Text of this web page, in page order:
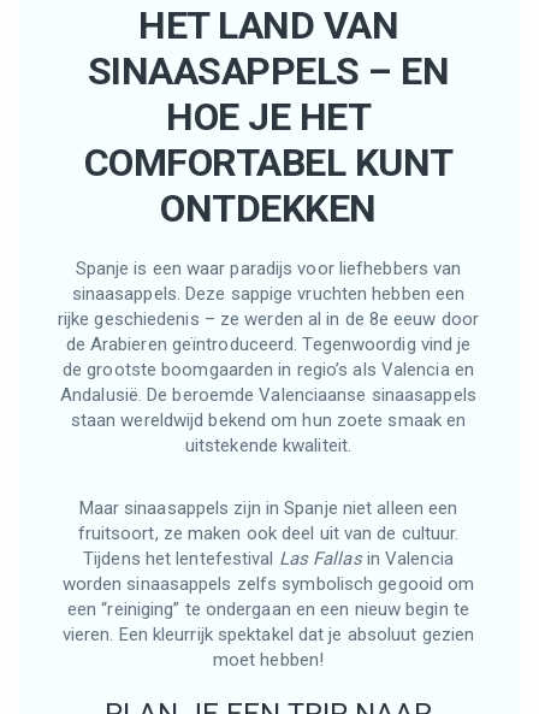
HET LAND VAN
SINAASAPPELS – EN
HOE JE HET
COMFORTABEL KUNT
ONTDEKKEN
Spanje is een waar paradijs voor liefhebbers van
sinaasappels. Deze sappige vruchten hebben een
rijke geschiedenis – ze werden al in de 8e eeuw door
de Arabieren geïntroduceerd. Tegenwoordig vind je
de grootste boomgaarden in regio’s als Valencia en
Andalusië. De beroemde Valenciaanse sinaasappels
staan wereldwijd bekend om hun zoete smaak en
uitstekende kwaliteit.
Maar sinaasappels zijn in Spanje niet alleen een
fruitsoort, ze maken ook deel uit van de cultuur.
Tijdens het lentefestival Las Fallasin Valencia
worden sinaasappels zelfs symbolisch gegooid om
een “reiniging” te ondergaan en een nieuw begin te
vieren. Een kleurrijk spektakel dat je absoluut gezien
moet hebben!